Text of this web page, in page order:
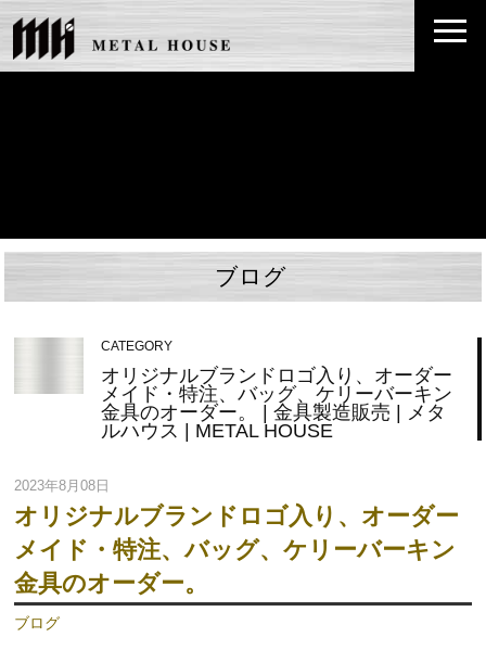
ブログ
CATEGORY
オリジナルブランドロゴ入り、オーダー
メイド・特注、バッグ、ケリーバーキン
金具のオーダー。 | 金具製造販売 | メタ
ルハウス | METAL HOUSE
2023年8月08日
オリジナルブランドロゴ入り、オーダー
メイド・特注、バッグ、ケリーバーキン
金具のオーダー。
ブログ